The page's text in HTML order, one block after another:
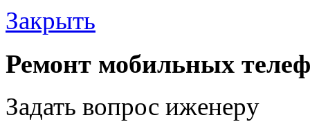
Закрыть
Ремонт мобильных
Задать вопрос иженеру